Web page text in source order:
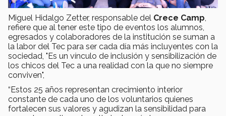
Miguel Hidalgo Zetter, responsable del Crece Camp
refiere que al tener este tipo de eventos los alumnos,
egresados y colaboradores de la institución se suman a
la labor del Tec para ser cada día más incluyentes con la
sociedad, "Es un vínculo de inclusión y sensibilización de
los chicos del Tec a una realidad con la que no siempre
conviven",
“Estos 25 años representan crecimiento interior
constante de cada uno de los voluntarios quienes
fortalecen sus valores y agudizan la sensibilidad para